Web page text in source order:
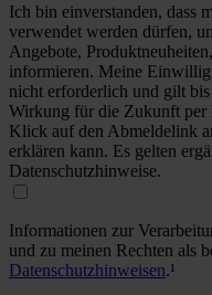
Ich bin einverstanden, dass
verwendet werden dürfen,
Angebote,
informieren. Meine
nicht erforderlich und gilt
Wirkung für die Zukunft per
Klick auf den Abmeldelink
erklären kann. Es gelten
Datenschutzhinweise.
Informationen zur
und zu meinen Rechten als
Datenschutzhinweisen.¹